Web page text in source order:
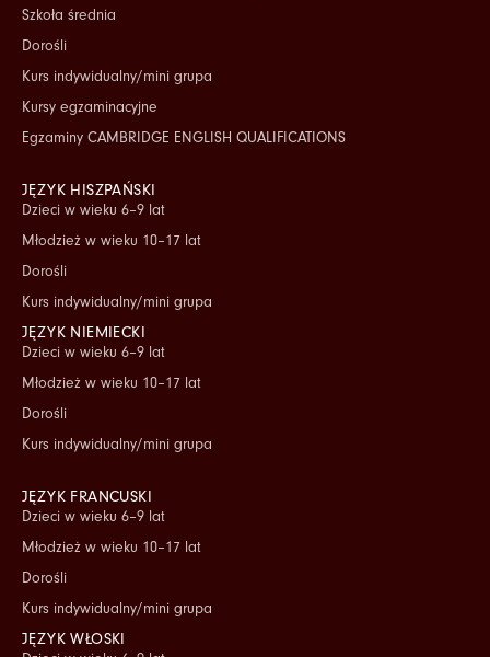
Szkoła średnia
Dorośli
Kurs indywidualny/mini grupa
Kursy egzaminacyjne
Egzaminy CAMBRIDGE ENGLISH QUALIFICATIONS
JĘZYK HISZPAŃSKI
Dzieci w wieku 6–9 lat
Młodzież w wieku 10–17 lat
Dorośli
Kurs indywidualny/mini grupa
JĘZYK NIEMIECKI
Dzieci w wieku 6–9 lat
Młodzież w wieku 10–17 lat
Dorośli
Kurs indywidualny/mini grupa
JĘZYK FRANCUSKI
Dzieci w wieku 6–9 lat
Młodzież w wieku 10–17 lat
Dorośli
Kurs indywidualny/mini grupa
JĘZYK WŁOSKI